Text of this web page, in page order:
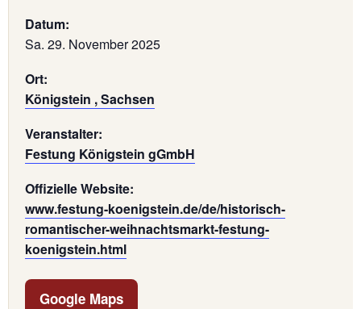
Datum:
Sa. 29. November 2025
Ort:
Königstein , Sachsen
Veranstalter:
Festung Königstein gGmbH
Offizielle Website:
www.festung-koenigstein.de/de/historisch-
romantischer-weihnachtsmarkt-festung-
koenigstein.html
Google Maps